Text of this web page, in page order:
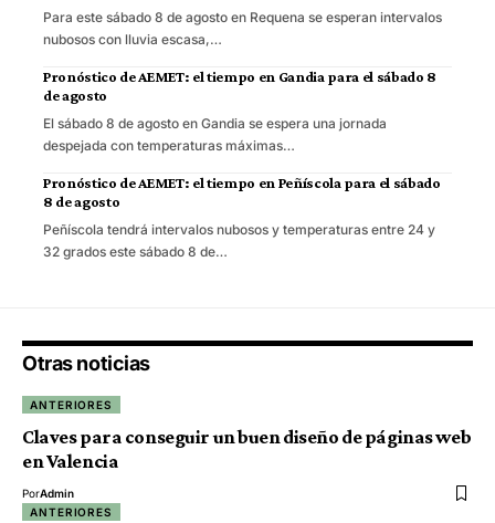
Para este sábado 8 de agosto en Requena se esperan intervalos
nubosos con lluvia escasa,…
Pronóstico de AEMET: el tiempo en Gandia para el sábado 8
de agosto
El sábado 8 de agosto en Gandia se espera una jornada
despejada con temperaturas máximas…
Pronóstico de AEMET: el tiempo en Peñíscola para el sábado
8 de agosto
Peñíscola tendrá intervalos nubosos y temperaturas entre 24 y
32 grados este sábado 8 de…
Otras noticias
ANTERIORES
Claves para conseguir un buen diseño de páginas web
en Valencia
PorAdmin
ANTERIORES